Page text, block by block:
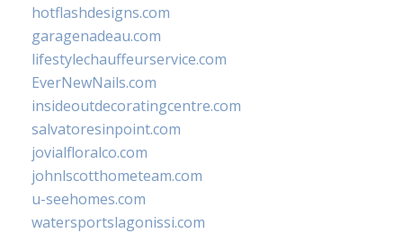
hotflashdesigns.com
garagenadeau.com
lifestylechauffeurservice.com
EverNewNails.com
insideoutdecoratingcentre.com
salvatoresinpoint.com
jovialfloralco.com
johnlscotthometeam.com
u-seehomes.com
watersportslagonissi.com